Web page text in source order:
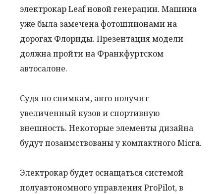
электрокар Leaf новой генерации. Машина
уже была замечена фотошпионами на
дорогах Флориды. Презентация модели
должна пройти на Франкфуртском
автосалоне.
Судя по снимкам, авто получит
увеличенный кузов и спортивную
внешность. Некоторые элементы дизайна
будут позаимствованы у компактного Micra.
Электрокар будет оснащаться системой
полуавтономного управления ProPilot, в